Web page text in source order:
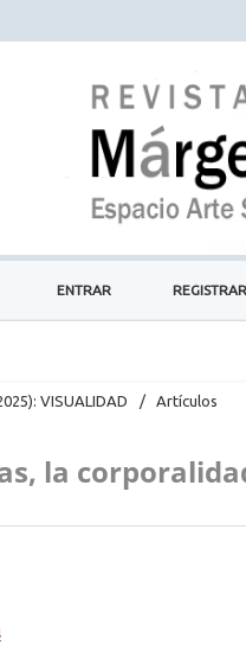
ENTRAR
VISUALIDAD / Artículos
la